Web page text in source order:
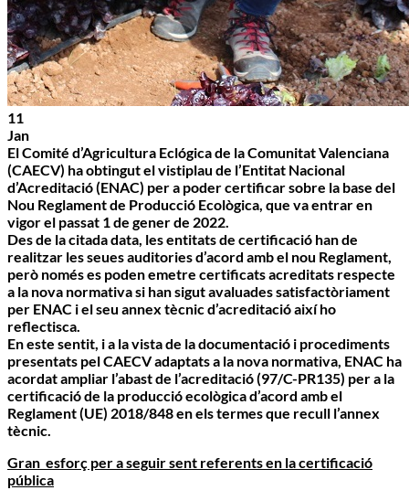
11
Jan
El Comité d’Agricultura Eclógica de la Comunitat Valenciana
(CAECV) ha obtingut el vistiplau de l’Entitat Nacional
d’Acreditació (ENAC) per a poder certificar sobre la base del
Nou Reglament de Producció Ecològica, que va entrar en
vigor el passat 1 de gener de 2022.
Des de la citada data, les entitats de certificació han de
realitzar les seues auditories d’acord amb el nou Reglament,
però només es poden emetre certificats acreditats respecte
a la nova normativa si han sigut avaluades satisfactòriament
per ENAC i el seu annex tècnic d’acreditació així ho
reflectisca.
En este sentit, i a la vista de la documentació i procediments
presentats pel CAECV adaptats a la nova normativa, ENAC ha
acordat ampliar l’abast de l’acreditació (97/C-PR135) per a la
certificació de la producció ecològica d’acord amb el
Reglament (UE) 2018/848 en els termes que recull l’annex
tècnic.
Gran esforç per a seguir sent referents en la certificació
pública